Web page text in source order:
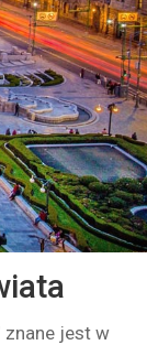
znane jest w